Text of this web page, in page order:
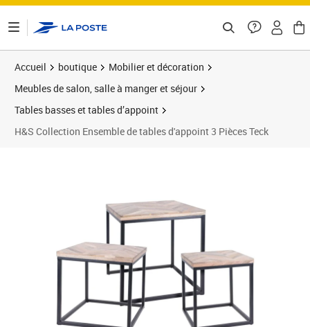
Accueil boutique
Mobilier et décoration
Meubles de salon, salle à manger et séjour
Tables basses et tables d’appoint
H&S Collection Ensemble de tables d'appoint 3 Pièces Teck